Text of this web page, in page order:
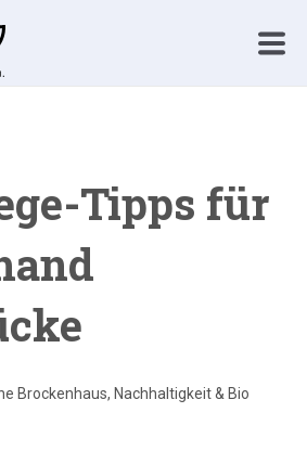
Tipps für
Brockenhaus,Nachhaltigkeit & Bio